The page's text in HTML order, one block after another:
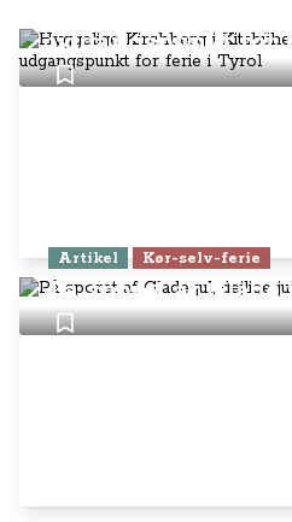
udgangspunkt for
Artikel Kør-selv-ferie
På sporet af Glade